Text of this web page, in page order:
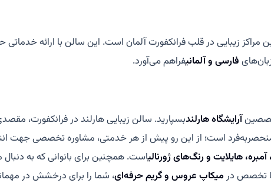
فارسی و آلمانیفراهم می‌آورد.
آرایشگاه هارلندبسپارید. سالن زیبایی هارلند در فرانکفورت،
است؛ از این رو پیش از هر خدمتی، مشاوره تخصصی جهت
آمبره، هایلایت و رنگ‌های ژورنالیاست. همچنین برای بانوانی که به
با تخصص درمیکاپ عروس و گریم حرفه‌ای، شما را برای درخشش در